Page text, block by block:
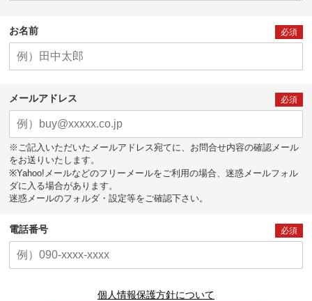
お名前 必須
メールアドレス 必須
※ご記入いただいたメールアドレス宛てに、お問合せ内容の確認メール
をお送りいたします。
※Yahoo!メールなどのフリーメールをご利用の場合、迷惑メールフォル
ダに入る場合があります。
迷惑メールのフォルダ・設定等をご確認下さい。
電話番号 必須
個人情報保護方針について